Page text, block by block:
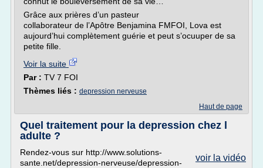
Grâce aux prières d’un pasteur
collaborateur de l’Apôtre Benjamina FMFOI, Lova est
aujourd’hui complètement guérie et peut s’ocuuper de sa
petite fille.
Voir la suite
Par : TV 7 FOI
Thèmes liés : depression nerveuse
Haut de page
Quel traitement pour la depression chez l
adulte ?
voir la vidéo
Rendez-vous sur http://www.solutions-
sante.net/depression-nerveuse/depression-